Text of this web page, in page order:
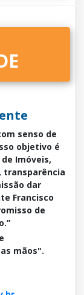
senso de
objetivo é
Imóveis,
transparência
dar
Francisco
de
mãos".